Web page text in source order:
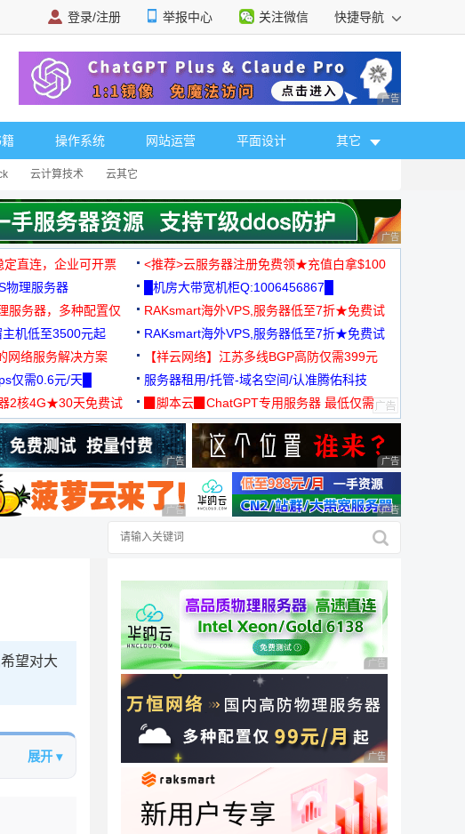
登录/注册 举报中心 关注微信 快捷导航
业广告，理性选择 广告 商业广告，理
操作系统 网站运营 平面设计 其它
云计算技术 云其它
广告 商业广告，理
直连，企业可开票
<推荐>云服务器注册免费领★充值白拿$100
物理服务器
█机房大带宽机柜Q:1006456867█
服务器，多种配置仅
RAKsmart海外VPS,服务器低至7折★免费试
用★
机低至3500元起
RAKsmart海外VPS,服务器低至7折★免费试
用★
网络服务解决方案
【祥云网络】江苏多线BGP高防仅需399元
仅需0.6元/天█
服务器租用/托管-域名空间/认准腾佑科技
2核4G★30天免费试
▉脚本云▉ChatGPT专用服务器 最低仅需
19元/月
，理性选择 广告 商业广告，理性选择 广告 商业广告，理
，理性选择 广告 商业广告，理性选择 广告 商业广告，理
望对大
展开 ▾
广告 商业广告，理性
广告 商业广告，理性